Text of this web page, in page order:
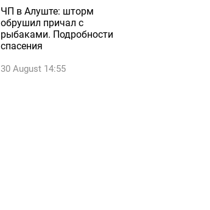
ЧП в Алуште: шторм
обрушил причал с
рыбаками. Подробности
спасения
30 August 14:55